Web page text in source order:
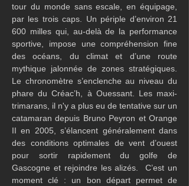
tour du monde sans escale, en équipage,
par les trois caps. Un périple d’environ 21
600 milles qui, au-delà de la performance
sportive, impose une compréhension fine
des océans, du climat et d’une route
mythique jalonnée de zones stratégiques.
Le chronomètre s’enclenche au niveau du
phare du Créac’h, à Ouessant. Les maxi-
trimarans, il n'y a plus eu de tentative sur un
catamaran depuis Bruno Peyron et Orange
II en 2005, s’élancent généralement dans
des conditions optimales de vent d’ouest
pour sortir rapidement du golfe de
Gascogne et rejoindre les alizés.  C’est un
moment clé : un bon départ permet de